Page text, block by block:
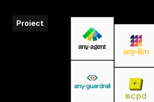
Proiect